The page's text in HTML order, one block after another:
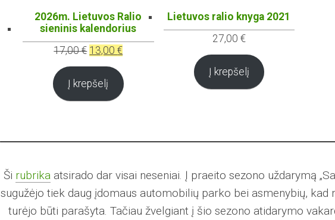
2026m. Lietuvos Ralio
sieninis kalendorius
17,00€ Original
price
was:
17,00 €.
13,00€Current
is:
Į krepšelį
Lietuvos ralio knyga 2021
27,00 €
Į krepšelį
Ši rubrika atsirado dar visai neseniai. Į praeito sezono uždarymą
sugužėjo tiek daug įdomaus automobilių parko bei asmenybių, kad
turėjo būti parašyta. Tačiau žvelgiant į šio sezono atidarymo